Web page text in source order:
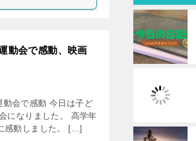
動会で感動、映画
会で感動 今日は子ど
になりました。 高学年
感動しました。 […]